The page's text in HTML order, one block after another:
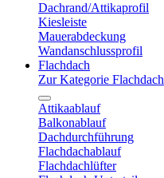
Dachrand/Attikaprofil
Kiesleiste
Mauerabdeckung
Wandanschlussprofil
Flachdach
Zur Kategorie Flachdach
Attikaablauf
Balkonablauf
Dachdurchführung
Flachdachablauf
Flachdachlüfter